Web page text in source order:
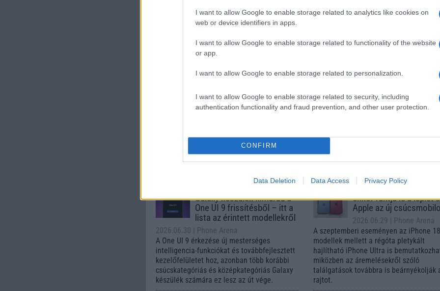
I want to allow Google to enable storage related to analytics like cookies on
web or device identifiers in apps.
I want to allow Google to enable storage related to functionality of the website
or app.
I want to allow Google to enable storage related to personalization.
I want to allow Google to enable storage related to security, including
authentication functionality and fraud prevention, and other user protection.
CONFIRM
Data Deletion Data Access Privacy Policy
Samsung Galaxy S25 Samsung Galaxy S26
Galaxy készülék kimarad a
One UI 9 frissítésből – itt a
lista az érintett modellekről
2026.06.30
| Phone Arena
A One UI 9 érkezése új mesterséges
intelligencia-funkciókat és továbbfejlesztett
kezelőfelületet hoz, azonban több korábbi
csúcskategóriás és középkategóriás Galaxy
készülék számára ez lesz az út vége.
iPhone 18 bemutató
ekkor rántja le a leplet
Apple az új
2026.06.29
| Phone Arena
A szeptemberi eseményen az iPhone
modellek mellett a régóta pletykált
hajlítható iPhone Ultra is
miközben az áremelésekről szóló
találgatások továbbra is beárnyékolják
rajtot.